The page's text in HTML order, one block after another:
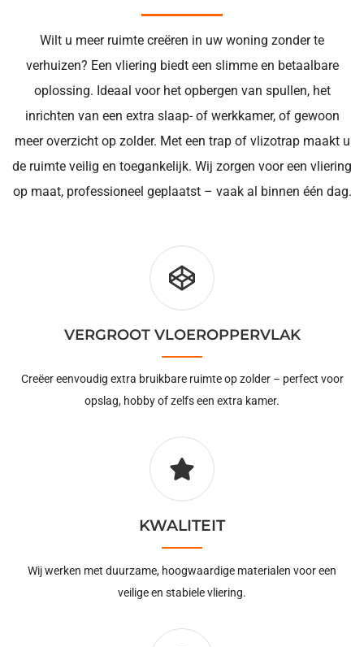
Wilt u meer ruimte creëren in uw woning zonder te
verhuizen? Een vliering biedt een slimme en betaalbare
oplossing. Ideaal voor het opbergen van spullen, het
inrichten van een extra slaap- of werkkamer, of gewoon
meer overzicht op zolder. Met een trap of vlizotrap maakt u
de ruimte veilig en toegankelijk. Wij zorgen voor een vliering
op maat, professioneel geplaatst – vaak al binnen één dag.
VERGROOT VLOEROPPERVLAK
Creëer eenvoudig extra bruikbare ruimte op zolder – perfect voor
opslag, hobby of zelfs een extra kamer.
KWALITEIT
Wij werken met duurzame, hoogwaardige materialen voor een
veilige en stabiele vliering.